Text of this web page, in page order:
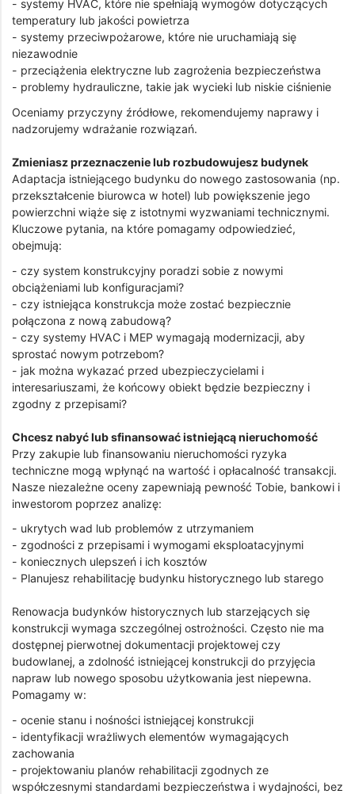
- systemy HVAC, które nie spełniają wymogów dotyczących
temperatury lub jakości powietrza
- systemy przeciwpożarowe, które nie uruchamiają się
niezawodnie
- przeciążenia elektryczne lub zagrożenia bezpieczeństwa
- problemy hydrauliczne, takie jak wycieki lub niskie ciśnienie
Oceniamy przyczyny źródłowe, rekomendujemy naprawy i
nadzorujemy wdrażanie rozwiązań.
Zmieniasz przeznaczenie lub rozbudowujesz budynek
Adaptacja istniejącego budynku do nowego zastosowania (np.
przekształcenie biurowca w hotel) lub powiększenie jego
powierzchni wiąże się z istotnymi wyzwaniami technicznymi.
Kluczowe pytania, na które pomagamy odpowiedzieć,
obejmują:
- czy system konstrukcyjny poradzi sobie z nowymi
obciążeniami lub konfiguracjami?
- czy istniejąca konstrukcja może zostać bezpiecznie
połączona z nową zabudową?
- czy systemy HVAC i MEP wymagają modernizacji, aby
sprostać nowym potrzebom?
- jak można wykazać przed ubezpieczycielami i
interesariuszami, że końcowy obiekt będzie bezpieczny i
zgodny z przepisami?
Chcesz nabyć lub sfinansować istniejącą nieruchomość
Przy zakupie lub finansowaniu nieruchomości ryzyka
techniczne mogą wpłynąć na wartość i opłacalność transakcji.
Nasze niezależne oceny zapewniają pewność Tobie, bankowi i
inwestorom poprzez analizę:
- ukrytych wad lub problemów z utrzymaniem
- zgodności z przepisami i wymogami eksploatacyjnymi
- koniecznych ulepszeń i ich kosztów
- Planujesz rehabilitację budynku historycznego lub starego
Renowacja budynków historycznych lub starzejących się
konstrukcji wymaga szczególnej ostrożności. Często nie ma
dostępnej pierwotnej dokumentacji projektowej czy
budowlanej, a zdolność istniejącej konstrukcji do przyjęcia
napraw lub nowego sposobu użytkowania jest niepewna.
Pomagamy w:
- ocenie stanu i nośności istniejącej konstrukcji
- identyfikacji wrażliwych elementów wymagających
zachowania
- projektowaniu planów rehabilitacji zgodnych ze
współczesnymi standardami bezpieczeństwa i wydajności, bez